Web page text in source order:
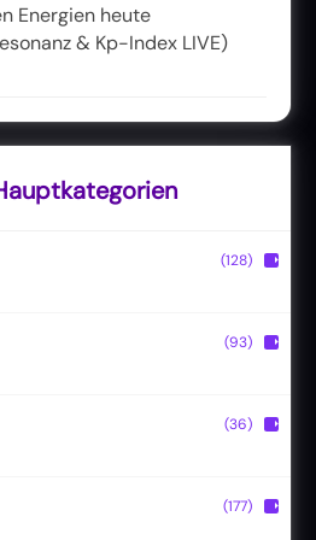
Energien heute
& Kp-Index LIVE)
(20)
(11)
(22)
(128) ▶
(13)
(24)
(93) ▶
(15)
(36) ▶
(177) ▶